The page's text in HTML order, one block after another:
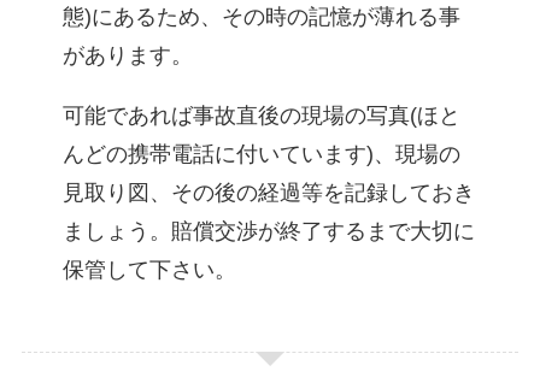
態)にあるため、その時の記憶が薄れる事
があります。
可能であれば事故直後の現場の写真(ほと
んどの携帯電話に付いています)、現場の
見取り図、その後の経過等を記録しておき
ましょう。賠償交渉が終了するまで大切に
保管して下さい。